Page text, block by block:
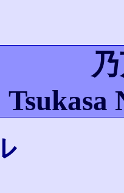
Tsukasa